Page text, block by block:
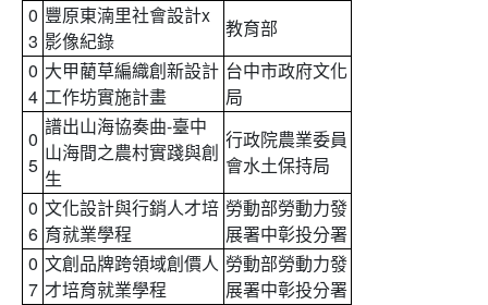
0
3
豐原東湳里社會設計x
影像紀錄
教育部
0
4
大甲藺草編織創新設計
工作坊實施計畫
台中市政府文化
局
0
5
譜出山海協奏曲-臺中
山海間之農村實踐與創
生
行政院農業委員
會水土保持局
0
6
文化設計與行銷人才培
育就業學程
勞動部勞動力發
展署中彰投分署
0
7
文創品牌跨領域創價人
才培育就業學程
勞動部勞動力發
展署中彰投分署